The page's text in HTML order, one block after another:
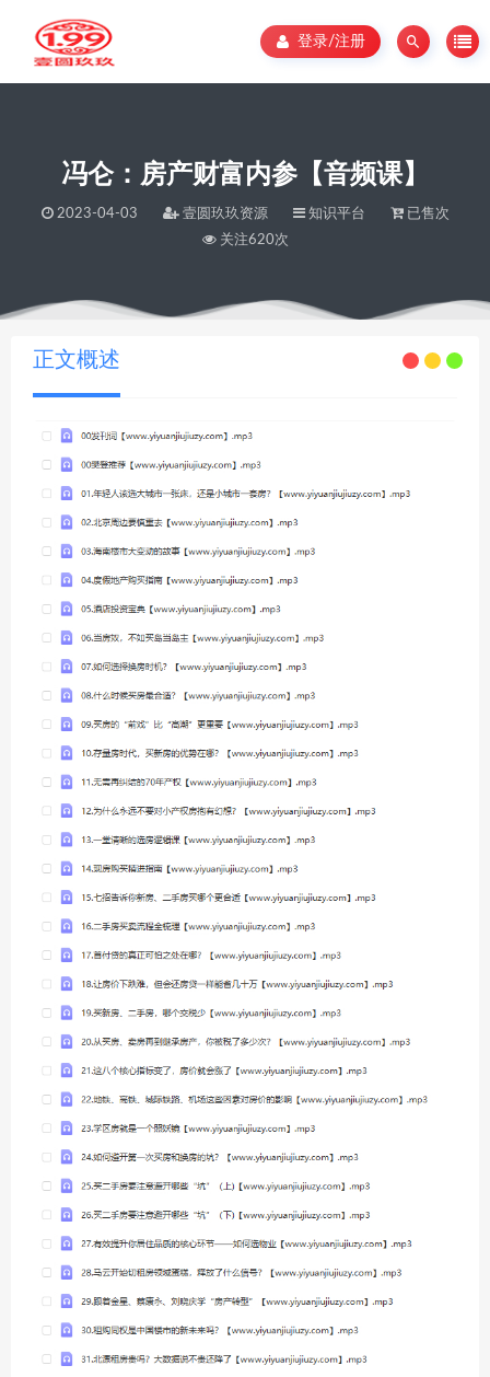
登录/注册
冯仑：房产财富内参【音频课】
2023-04-03 壹圆玖玖资源 知识平台
已售次
关注620次
当前位置： 壹圆玖玖资源 冯仑：房产财富内参【音频课】
正文概述